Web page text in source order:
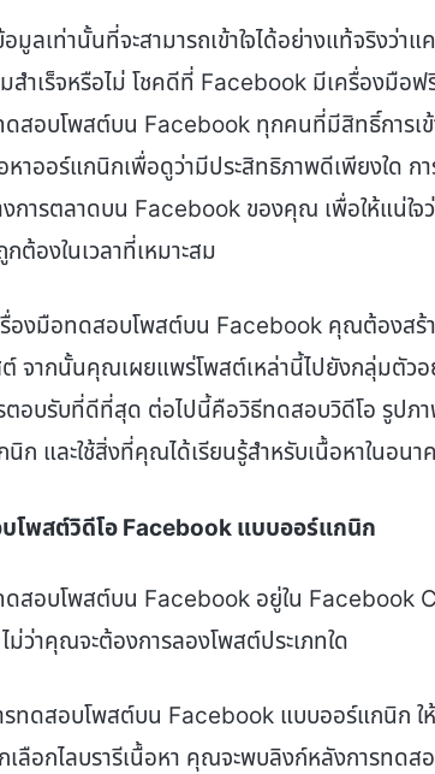
มูลเท่านั้นที่จะสามารถเข้าใจได้อย่างแท้จริง
สำเร็จหรือไม่ โชคดีที่ Facebook มีเครื่องมือฟ
ดสอบโพสต์บน Facebook ทุกคนที่มีสิทธิ์การเ
าออร์แกนิกเพื่อดูว่ามีประสิทธิภาพดีเพียงใด กา
การตลาดบน Facebook ของคุณ เพื่อให้แน่ใจ
ต้องในเวลาที่เหมาะสม
ครื่องมือทดสอบโพสต์บน Facebook คุณต้องสร้
จากนั้นคุณเผยแพร่โพสต์เหล่านี้ไปยังกลุ่มตัวอ
รตอบรับที่ดีที่สุด ต่อไปนี้คือวิธีทดสอบวิดีโอ รูป
ก และใช้สิ่งที่คุณได้เรียนรู้สำหรับเนื้อหาในอนา
โพสต์วิดีโอ Facebook แบบออร์แกนิก
ดสอบโพสต์บน Facebook อยู่ใน Facebook
ม่ว่าคุณจะต้องการลองโพสต์ประเภทใด
รทดสอบโพสต์บน Facebook แบบออร์แกนิก
ลือกไลบรารีเนื้อหา คุณจะพบลิงก์หลังการทด